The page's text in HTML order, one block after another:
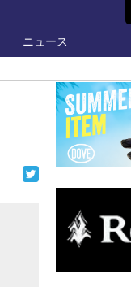
ニュース